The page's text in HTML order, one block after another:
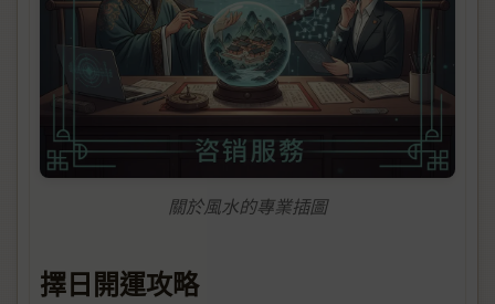
關於風水的專業插圖
擇日開運攻略